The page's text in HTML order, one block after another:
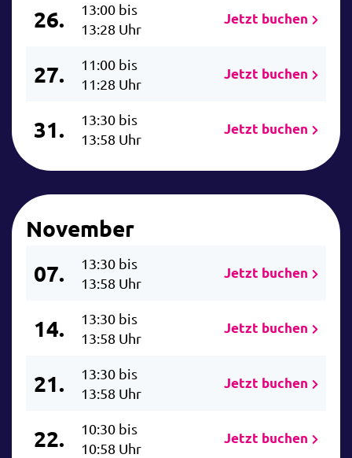
26.
13:00 bis
13:28 Uhr
Jetzt buchen
27.
11:00 bis
11:28 Uhr
Jetzt buchen
31.
13:30 bis
13:58 Uhr
Jetzt buchen
November
07.
13:30 bis
13:58 Uhr
Jetzt buchen
14.
13:30 bis
13:58 Uhr
Jetzt buchen
21.
13:30 bis
13:58 Uhr
Jetzt buchen
22.
10:30 bis
10:58 Uhr
Jetzt buchen